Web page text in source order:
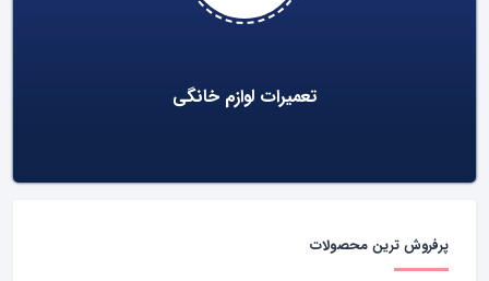
تعمیرات لوازم خانگی
پرفروش ترین محصولات